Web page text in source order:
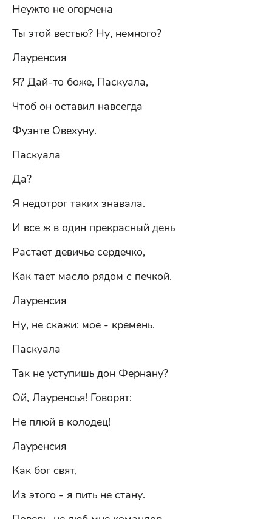
Неужто не огорчена
Ты этой вестью? Ну, немного?
Лауренсия
Я? Дай-то боже, Паскуала,
Чтоб он оставил навсегда
Фуэнте Овехуну.
Паскуала
Да?
Я недотрог таких знавала.
И все ж в один прекрасный день
Растает девичье сердечко,
Как тает масло рядом с печкой.
Лауренсия
Ну, не скажи: мое - кремень.
Паскуала
Так не уступишь дон Фернану?
Ой, Лауренсья! Говорят:
Не плюй в колодец!
Лауренсия
Как бог свят,
Из этого - я пить не стану.